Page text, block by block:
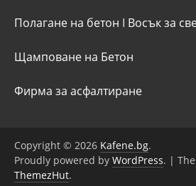
Полагане на бетон I Восък за
Щамповане на Бетон
Фирма за асфалтиране
Copyright © 2026 Kafene.bg.
Proudly powered by WordPress. |
ThemezHut.